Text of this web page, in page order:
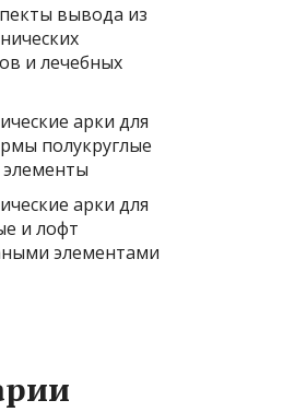
вывода из
и лечебных
арки для
полукруглые
арки для
и лофт
элементами